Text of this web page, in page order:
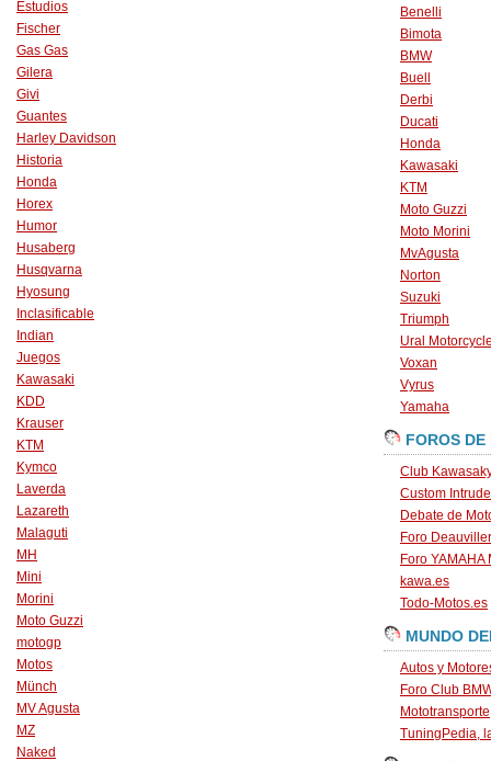
Estudios
Fischer
Gas Gas
Gilera
Givi
Guantes
Harley Davidson
Historia
Honda
Horex
Humor
Husaberg
Husqvarna
Hyosung
Inclasificable
Indian
Juegos
Kawasaki
KDD
Krauser
KTM
Kymco
Laverda
Lazareth
Malaguti
MH
Mini
Morini
Moto Guzzi
motogp
Motos
Münch
MV Agusta
MZ
Naked
Benelli
Bimota
BMW
Buell
Derbi
Ducati
Honda
Kawasaki
KTM
Moto Guzzi
Moto Morini
MvAgusta
Norton
Suzuki
Triumph
Ural
Voxan
Vyrus
Yamaha
FOROS DE
Club
Custom
Debate de
Foro
Foro YAMAHA
kawa.es
Todo-Motos.es
MUNDO
Autos y
Foro Club
Mototransporte
TuningPedia,